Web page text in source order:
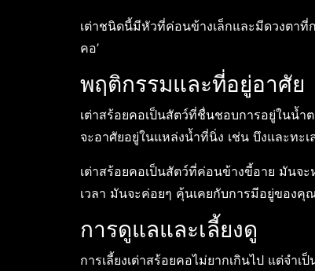
เต่าชนิดนี้มีหัวที่ค่อนข้างเล็กและมีดวงตาที่
คอ’
พฤติกรรมและที่อยู่อาศัย
เต่าสร้อยคอเป็นสัตว์ที่ชื่นชอบการอยู่ในน้
จะอาศัยอยู่ในแหล่งน้ำที่นิ่ง เช่น บึงและทะ
เต่าสร้อยคอเป็นสัตว์ที่ค่อนข้างขี้อาย มัน
เวลา มันจะค่อยๆ คุ้นเคยกับการมีอยู่ของคุ
การดูแลและเลี้ยงดู
การเลี้ยงเต่าสร้อยคอไม่ยากเกินไป แต่จำ